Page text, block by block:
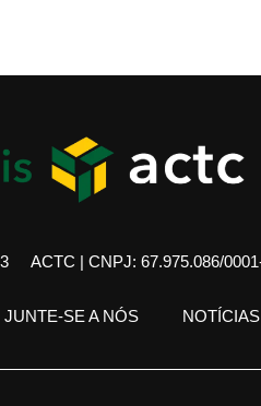
ACTC | CNPJ: 67.975.086/
JUNTE-SE A NÓS NOTÍCIAS